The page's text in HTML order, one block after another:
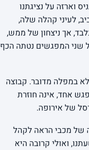
וארזה על נציגתנו
לעיני קהלה שלה,
הפרש של נקודה אחת בלבד, אך ניצחון של ממש,
שני המפגשים נטתה הכף
במפלה מדובר. קבוצה
אחד, אינה חוזרת
של אירופה.
של מכבי הראה לקהל
ואולי קרובה היא